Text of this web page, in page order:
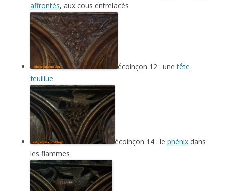
affrontés, aux cous entrelacés
écoinçon 12 : unetête
feuillue
écoinçon 14 : le phénix dans
les flammes